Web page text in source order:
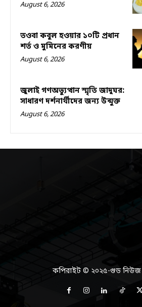
August 6, 2026
তওবা কবুল হওয়ার ১০টি প্রধান
শর্ত ও মুমিনের করণীয়
August 6, 2026
জুলাই গণঅভ্যুত্থান স্মৃতি জাদুঘর:
সাধারণ দর্শনার্থীদের জন্য উন্মুক্ত
August 6, 2026
কপিরাইট © ২০২৫-গুড নিউজ